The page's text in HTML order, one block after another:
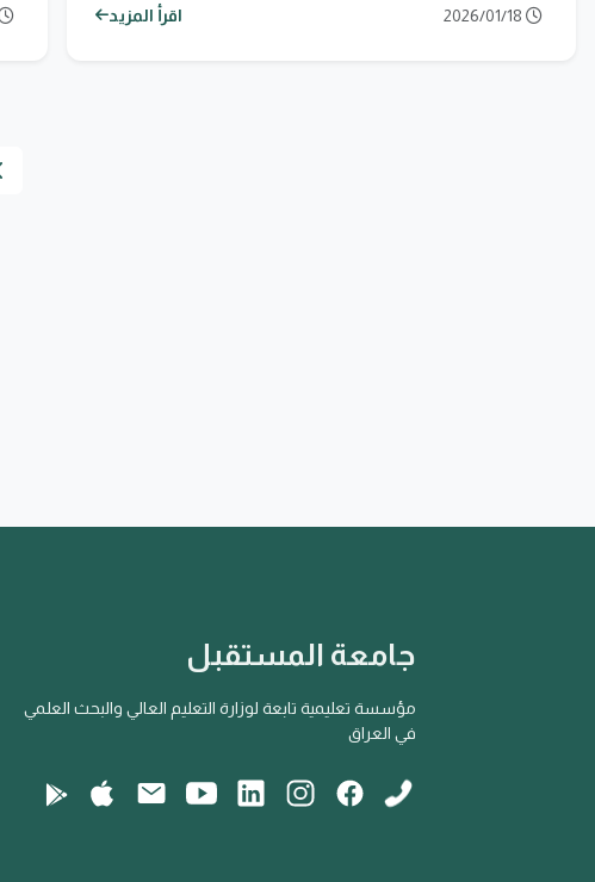
اقرأ المزيد
جامعة المستقبل
مؤسسة تعليمية تابعة لوزارة التعليم العالي والبحث العلمي
في العراق